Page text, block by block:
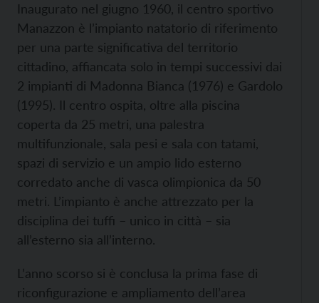
Inaugurato nel giugno 1960, il centro sportivo
Manazzon è l’impianto natatorio di riferimento
per una parte significativa del territorio
cittadino, affiancata solo in tempi successivi dai
2 impianti di Madonna Bianca (1976) e Gardolo
(1995). Il centro ospita, oltre alla piscina
coperta da 25 metri, una palestra
multifunzionale, sala pesi e sala con tatami,
spazi di servizio e un ampio lido esterno
corredato anche di vasca olimpionica da 50
metri. L’impianto è anche attrezzato per la
disciplina dei tuffi – unico in città – sia
all’esterno sia all’interno.
L’anno scorso si è conclusa la prima fase di
riconfigurazione e ampliamento dell’area